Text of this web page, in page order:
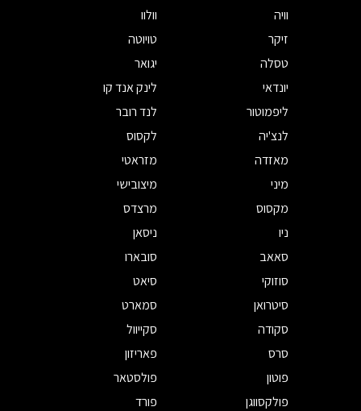
וויה
וולוו
זיקר
טויוטה
טסלה
יגואר
יונדאי
לינק אנד קו
ליפמוטור
לנד רובר
לנצ'יה
לקסוס
מאזדה
מזראטי
מיני
מיצובישי
מקסוס
מרצדס
ניו
ניסאן
סאאב
סובארו
סוזוקי
סיאט
סיטרואן
סמארט
סקודה
סקייוול
סרס
פאריזון
פוטון
פולסטאר
פולקסווגן
פורד